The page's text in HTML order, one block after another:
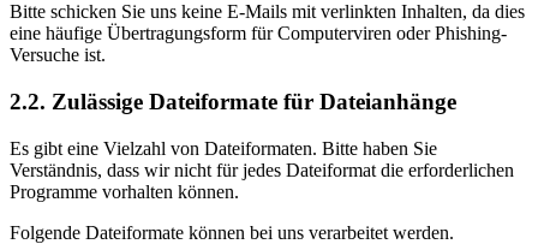
Bitte schicken Sie uns keine E-Mails mit verlinkten Inhalten, da dies
eine häufige Übertragungsform für Computerviren oder Phishing-
Versuche ist.
2.2. Zulässige Dateiformate für Dateianhänge
Es gibt eine Vielzahl von Dateiformaten. Bitte haben Sie
Verständnis, dass wir nicht für jedes Dateiformat die erforderlichen
Programme vorhalten können.
Folgende Dateiformate können bei uns verarbeitet werden.